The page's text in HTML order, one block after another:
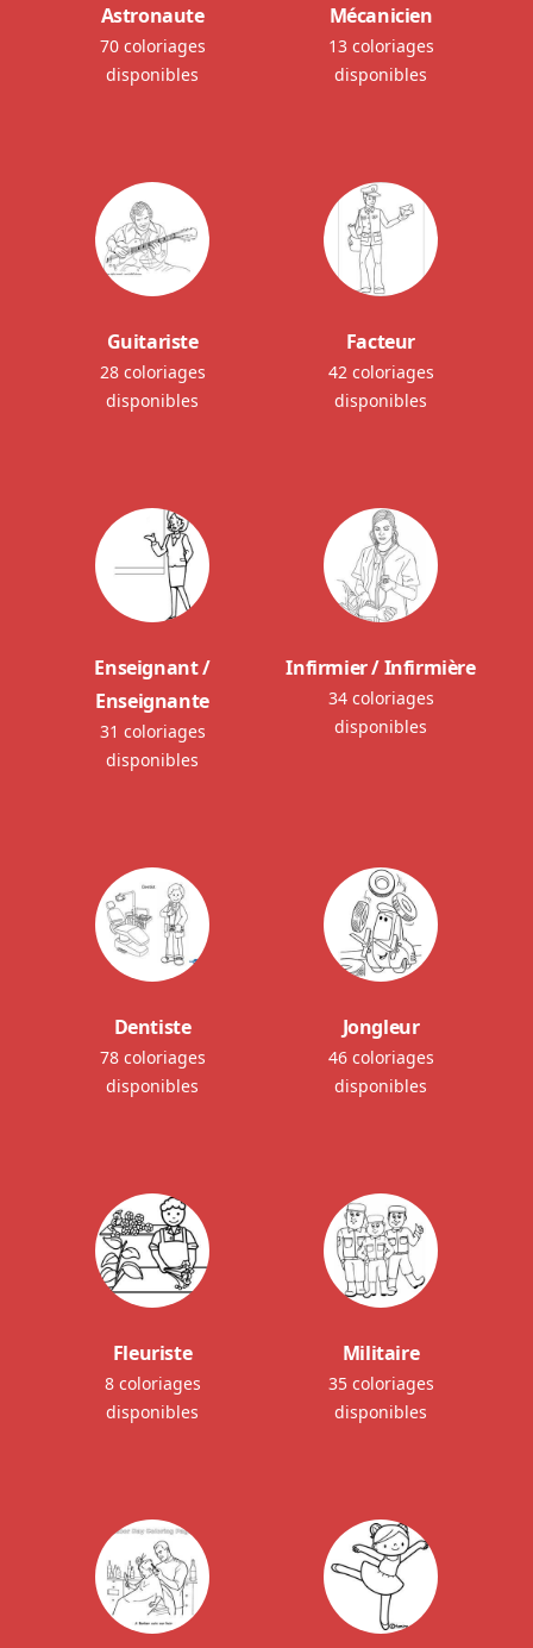
Astronaute
70 coloriages
disponibles
Mécanicien
13 coloriages
disponibles
Guitariste
28 coloriages
disponibles
Facteur
42 coloriages
disponibles
Enseignant /
Enseignante
31 coloriages
disponibles
Infirmier / Infirmière
34 coloriages
disponibles
Dentiste
78 coloriages
disponibles
Jongleur
46 coloriages
disponibles
Fleuriste
8 coloriages
disponibles
Militaire
35 coloriages
disponibles